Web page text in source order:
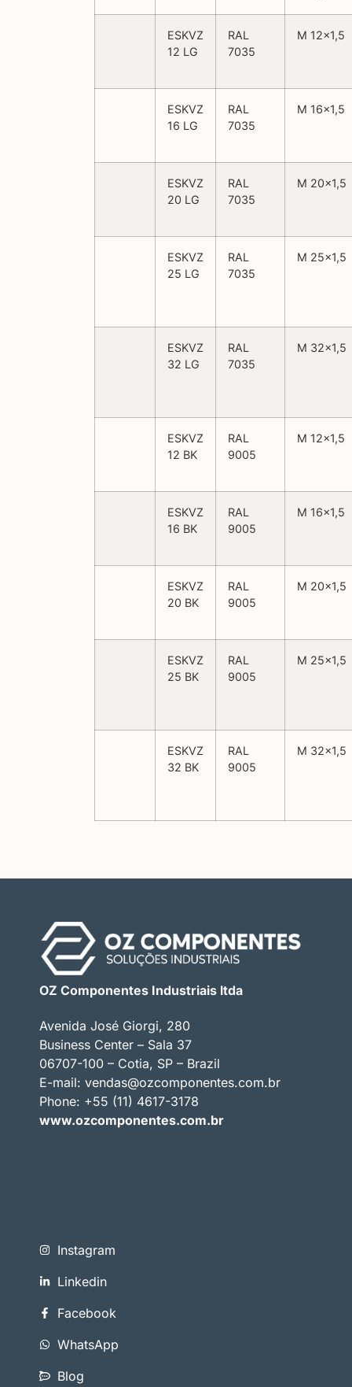
ESKVZ
12 LG
RAL
7035
M 12×1,5
ESKVZ
16 LG
RAL
7035
M 16×1,5
ESKVZ
20 LG
RAL
7035
M 20×1,5
ESKVZ
25 LG
RAL
7035
M 25×1,5
ESKVZ
32 LG
RAL
7035
M 32×1,5
ESKVZ
12 BK
RAL
9005
M 12×1,5
ESKVZ
16 BK
RAL
9005
M 16×1,5
ESKVZ
20 BK
RAL
9005
M 20×1,5
ESKVZ
25 BK
RAL
9005
M 25×1,5
ESKVZ
32 BK
RAL
9005
M 32×1,5
OZ Componentes Industriais ltda
Avenida José Giorgi, 280
Business Center – Sala 37
06707-100 – Cotia, SP – Brazil
E-mail: vendas@ozcomponentes.com.br
Phone: +55 (11) 4617-3178
www.ozcomponentes.com.br
Instagram
Linkedin
Facebook
WhatsApp
Blog